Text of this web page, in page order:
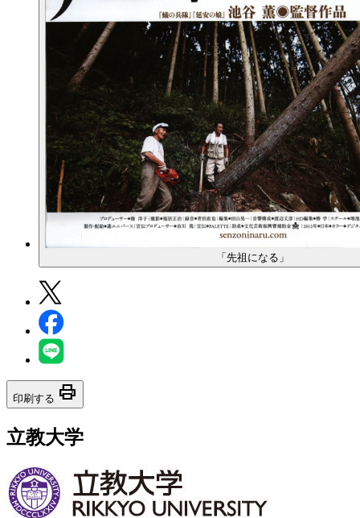
「先祖になる」
印刷する print
立教大学